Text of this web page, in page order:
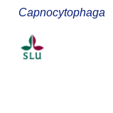
Capnocytophaga